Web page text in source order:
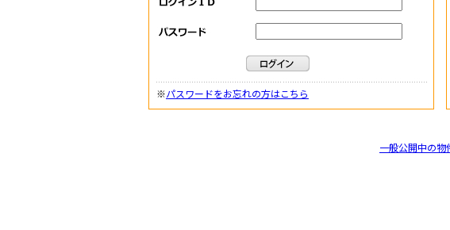
※パスワードをお忘れの方はこちら
一般公開中の物